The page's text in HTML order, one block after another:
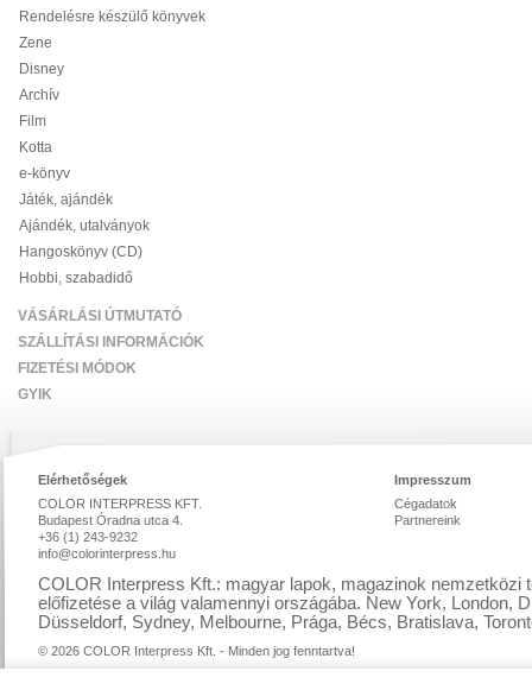
Rendelésre készülő könyvek
Zene
Disney
Archív
Film
Kotta
e-könyv
Játék, ajándék
Ajándék, utalványok
Hangoskönyv (CD)
Hobbi, szabadidő
VÁSÁRLÁSI ÚTMUTATÓ
SZÁLLÍTÁSI INFORMÁCIÓK
FIZETÉSI MÓDOK
GYIK
Elérhetőségek
COLOR INTERPRESS KFT.
Budapest Óradna utca 4.
+36 (1) 243-9232
info@colorinterpress.hu
Impresszum
Cégadatok
Partnereink
COLOR Interpress Kft.: magyar lapok, magazinok nemzetközi
előfizetése a világ valamennyi országába. New York, London,
Düsseldorf, Sydney, Melbourne, Prága, Bécs, Bratislava,
© 2026 COLOR Interpress Kft. - Minden jog fenntartva!